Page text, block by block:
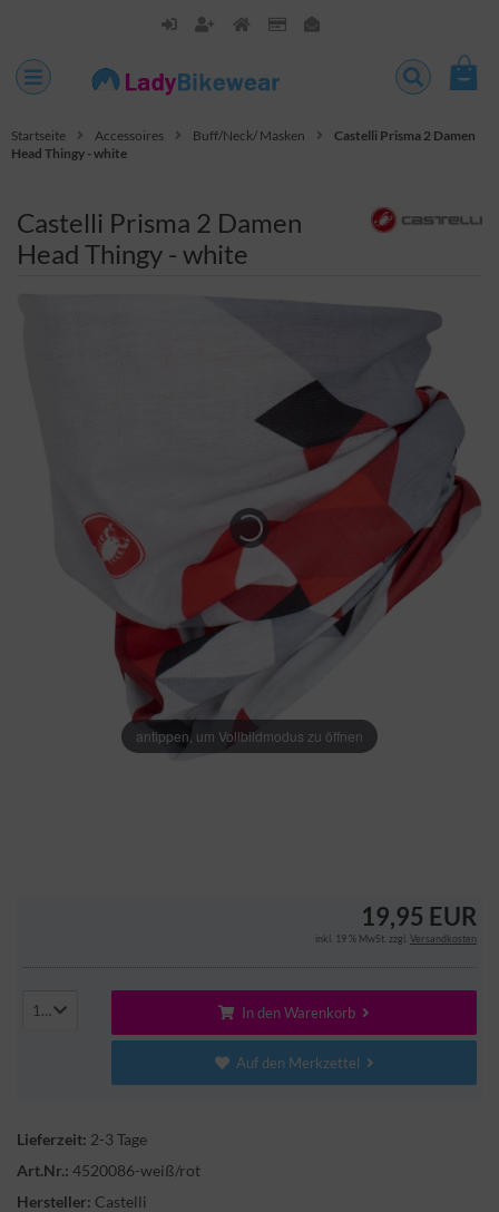
Startseite Accessoires Buff/Neck/ Masken
Castelli Prisma 2 Damen
Head Thingy - white
Castelli Prisma 2 Damen
Head Thingy - white
antippen, um Vollbildmodus zu öffnen
19,95 EUR
inkl. 19 % MwSt. zzgl. Versandkosten
1 In den Warenkorb
Auf den Merkzettel
Lieferzeit: 2-3 Tage
Art.Nr.: 4520086-weiß/rot
Hersteller: Castelli